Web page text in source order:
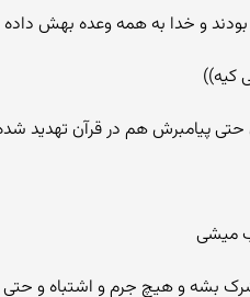
و خدا به همه وعده بهش داده
کیه))
میشی
بشه و هیچ جرم و اشتباه و